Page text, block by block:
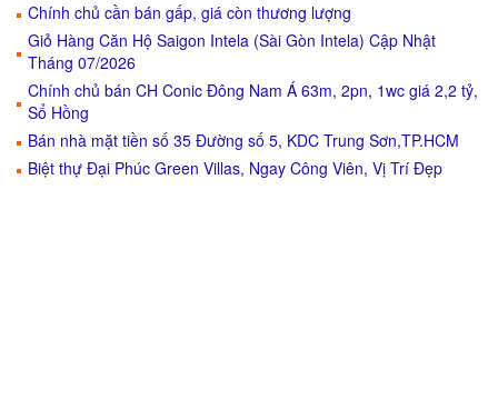
Chính chủ cần bán gấp, giá còn thương lượng
Giỏ Hàng Căn Hộ Saigon Intela (Sài Gòn Intela) Cập Nhật
Tháng 07/2026
Chính chủ bán CH Conic Đông Nam Á 63m, 2pn, 1wc giá 2,2 tỷ,
Sổ Hồng
Bán nhà mặt tiền số 35 Đường số 5, KDC Trung Sơn,TP.HCM
Biệt thự Đại Phúc Green Villas, Ngay Công Viên, Vị Trí Đẹp